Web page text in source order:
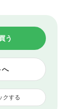
へ
う
クする